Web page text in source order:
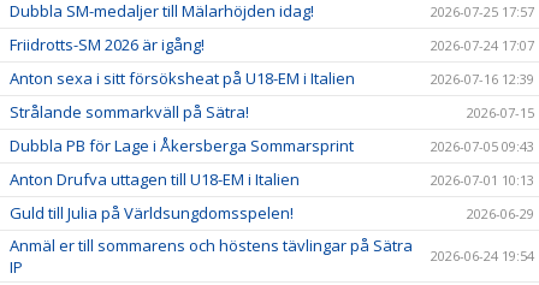
Dubbla SM-medaljer till Mälarhöjden idag! 2026-07-25 17:57
Friidrotts-SM 2026 är igång! 2026-07-24 17:07
Anton sexa i sitt försöksheat på U18-EM i Italien 2026-07-16 12:39
Strålande sommarkväll på Sätra! 2026-07-15
Dubbla PB för Lage i Åkersberga Sommarsprint 2026-07-05 09:43
Anton Drufva uttagen till U18-EM i Italien 2026-07-01 10:13
Guld till Julia på Världsungdomsspelen! 2026-06-29
Anmäl er till sommarens och höstens tävlingar på Sätra
IP
2026-06-24 19:54